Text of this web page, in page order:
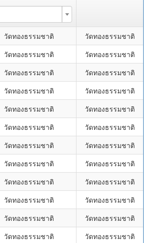
วัดทองธรรมชาติ
วัดทองธรรมชาติ
วัดทองธรรมชาติ
วัดทองธรรมชาติ
วัดทองธรรมชาติ
วัดทองธรรมชาติ
วัดทองธรรมชาติ
วัดทองธรรมชาติ
วัดทองธรรมชาติ
วัดทองธรรมชาติ
วัดทองธรรมชาติ
วัดทองธรรมชาติ
วัดทองธรรมชาติ
วัดทองธรรมชาติ
วัดทองธรรมชาติ
วัดทองธรรมชาติ
วัดทองธรรมชาติ
วัดทองธรรมชาติ
วัดทองธรรมชาติ
วัดทองธรรมชาติ
วัดทองธรรมชาติ
วัดทองธรรมชาติ
วัดทองธรรมชาติ
วัดทองธรรมชาติ